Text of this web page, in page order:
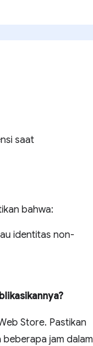
saat
bahwa:
identitas non-
Store. Pastikan
jam dalam